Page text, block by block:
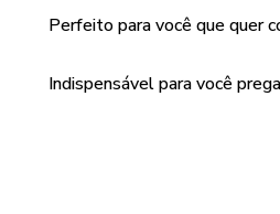
Perfeito para você que quer
Indispensável para você